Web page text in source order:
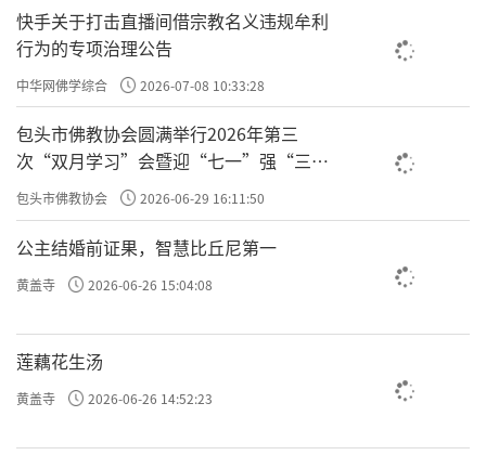
度，并传授戒法。
受完戒法，阿罗汉便带这五百位刚出家的
法师到皇宫接受国王的供养。应供结束之后，
阿罗汉告诫五百位法师说：“‘施主一粒米，
大如须弥山，今生不了道，披毛带角还。’所
以，如果你们没有精进修行的决心，将来就得
生生世世当牛马、奴婢来偿还国王的供
养。”这五百位法师听了都非常地害怕，于是
懈怠。经过了九十天之后，全都证到阿罗汉，
远离了所有的痛苦与烦恼。
快手关于打击直播间借宗教名义违规牟利
行为的专项治理公告
中华网佛学综合 2026-07-08 10:33:28
包头市佛教协会圆满举行2026年第三
次“双月学习”会暨迎“七一”强“三
爱”主题书画笔会
包头市佛教协会 2026-06-29 16:11:50
公主结婚前证果，智慧比丘尼第一
黄盖寺 2026-06-26 15:04:08
莲藕花生汤
黄盖寺 2026-06-26 14:52:23